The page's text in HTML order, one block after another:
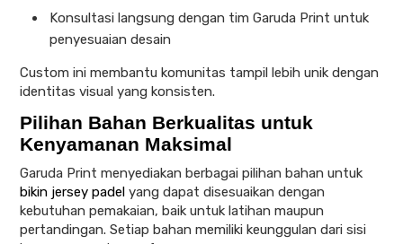
Konsultasi langsung dengan tim Garuda Print untuk
penyesuaian desain
Custom ini membantu komunitas tampil lebih unik dengan
identitas visual yang konsisten.
Pilihan Bahan Berkualitas untuk
Kenyamanan Maksimal
Garuda Print menyediakan berbagai pilihan bahan untuk
bikin jersey padel yang dapat disesuaikan dengan
kebutuhan pemakaian, baik untuk latihan maupun
pertandingan. Setiap bahan memiliki keunggulan dari sisi